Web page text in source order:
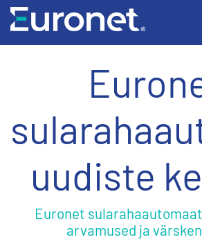
uudiste
Euronet
arvamused ja